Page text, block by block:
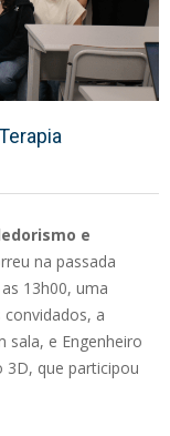
e
na passada
13h00, uma
a
sala, e Engenheiro
3D, que participou